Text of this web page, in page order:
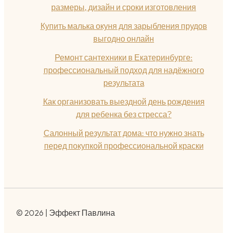
размеры, дизайн и сроки изготовления
Купить малька окуня для зарыбления прудов
выгодно онлайн
Ремонт сантехники в Екатеринбурге:
профессиональный подход для надёжного
результата
Как организовать выездной день рождения
для ребенка без стресса?
Салонный результат дома: что нужно знать
перед покупкой профессиональной краски
© 2026 | Эффект Павлина